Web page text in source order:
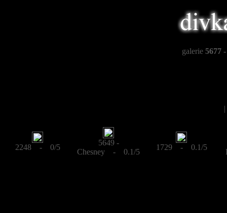
galerie 5677
|
2248 - 0/5
5649 -
Chesney - 0.1/5
1729 - 0.1/5